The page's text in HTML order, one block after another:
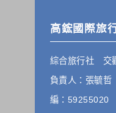
成功，並登入使用我們
用的瀏覽器、瀏覽及點
的瀏覽器予以標示，歸
網頁，除非您願意告知
將此項記錄和您對應。
高鋐國際旅
綜合旅行社 交
負責人：張毓
編：59255020